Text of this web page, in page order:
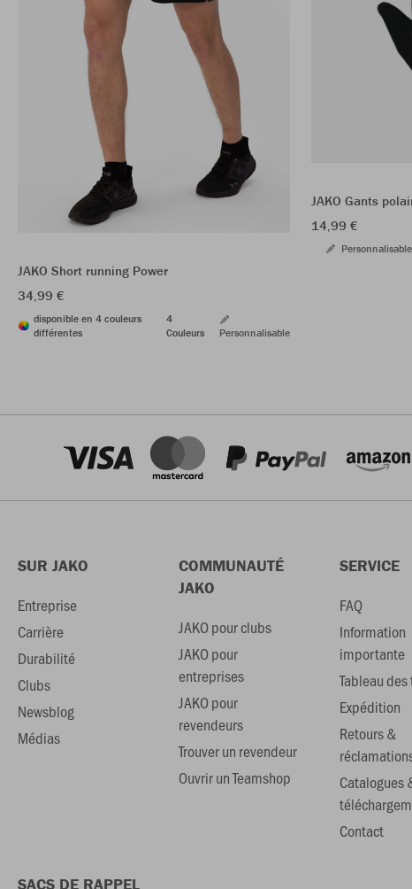
JAKO Short running Power
34,99 €
disponible en 4 couleurs
différentes
4
Couleurs
Personnalisable
JAKO Gants
14,99 €
Personnalisable
SUR JAKO
Entreprise
Carrière
Durabilité
Clubs
Newsblog
Médias
COMMUNAUTÉ
JAKO
JAKO pour clubs
JAKO pour
entreprises
JAKO pour
revendeurs
Trouver un revendeur
Ouvrir un Teamshop
SERVICE
FAQ
Information
importante
Tableau
Expédition
Retours &
Catalogues
Contact
SACS DE RAPPEL